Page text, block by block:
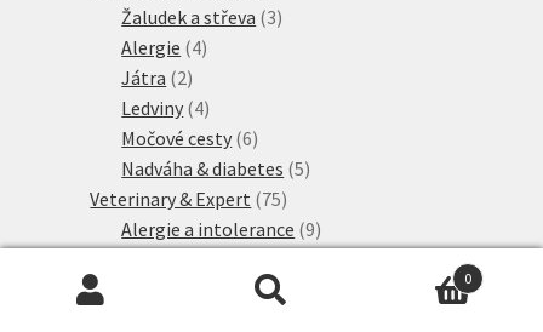
produktů
Žaludek a střeva 33
Alergie 44
Játra 22
produkty
Ledviny 44
produkty
Močové cesty 66
produktů
Nadváha & diabetes 55
Veterinary & Expert 7575
produktů
Alergie a intolerance 99
produkty
0